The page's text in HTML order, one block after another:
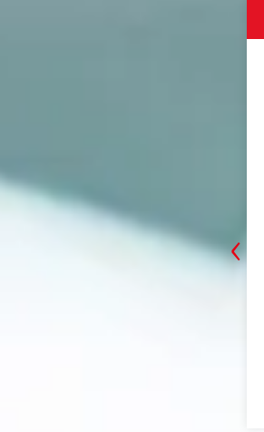
‹
637万円
ングムービー、採用映像など多彩